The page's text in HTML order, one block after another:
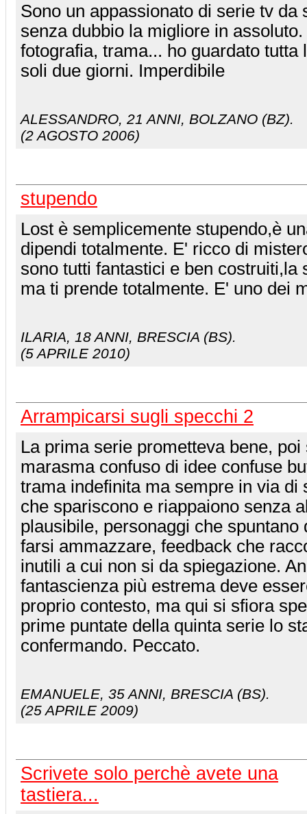
Sono un appassionato di serie tv da
senza dubbio la migliore in
fotografia, trama... ho guardato tutta
soli due giorni. Imperdibile
ALESSANDRO, 21 ANNI, BOLZANO (BZ).
(2 AGOSTO 2006)
stupendo
Lost è semplicemente stupendo,è
dipendi totalmente. E' ricco di
sono tutti fantastici e ben costruiti,la
ma ti prende totalmente. E' uno dei
ILARIA, 18 ANNI, BRESCIA (BS).
(5 APRILE 2010)
Arrampicarsi sugli specchi 2
La prima serie prometteva bene,
marasma confuso di idee confuse
trama indefinita ma sempre in via di
che spariscono e riappaiono senza
plausibile, personaggi che spuntano
farsi ammazzare, feedback che
inutili a cui non si da spiegazione.
fantascienza più estrema deve
proprio contesto, ma qui si sfiora
prime puntate della quinta serie lo
confermando. Peccato.
EMANUELE, 35 ANNI, BRESCIA (BS).
(25 APRILE 2009)
Scrivete solo perchè avete una
tastiera...